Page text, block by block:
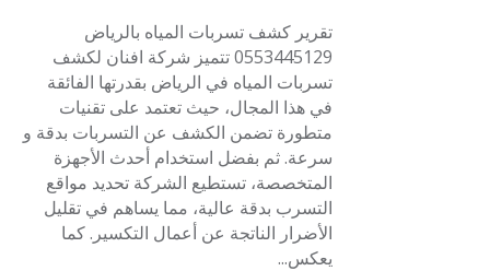
تقرير كشف تسربات المياه بالرياض
0553445129 تتميز شركة افنان لكشف
تسربات المياه في الرياض بقدرتها الفائقة
في هذا المجال، حيث تعتمد على تقنيات
متطورة تضمن الكشف عن التسربات بدقة و
سرعة. ثم بفضل استخدام أحدث الأجهزة
المتخصصة، تستطيع الشركة تحديد مواقع
التسرب بدقة عالية، مما يساهم في تقليل
الأضرار الناتجة عن أعمال التكسير. كما
يعكس...